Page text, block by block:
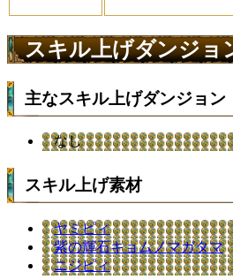
スキル上げダンジョ
主なスキル上げダンジョン
なし
スキル上げ素材
ヤミピィ
紫の輝石キョムノマガタマ
ニジピィ